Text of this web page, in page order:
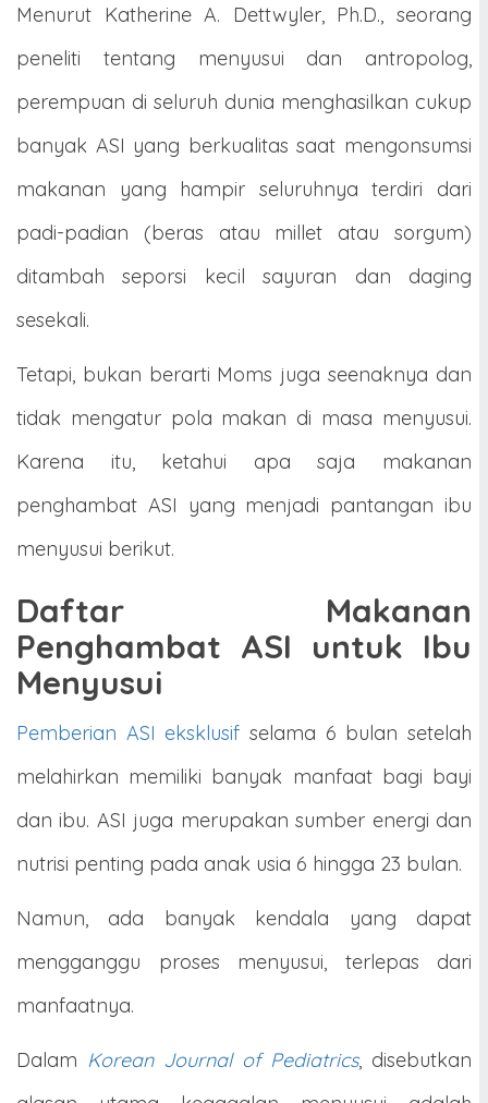
Menurut Katherine A. Dettwyler, Ph.D., seorang
peneliti tentang menyusui dan antropolog,
perempuan di seluruh dunia menghasilkan cukup
banyak ASI yang berkualitas saat mengonsumsi
makanan yang hampir seluruhnya terdiri dari
padi-padian (beras atau millet atau sorgum)
ditambah seporsi kecil sayuran dan daging
sesekali.
Tetapi, bukan berarti Moms juga seenaknya dan
tidak mengatur pola makan di masa menyusui.
Karena itu, ketahui apa saja makanan
penghambat ASI yang menjadi pantangan ibu
menyusui berikut.
Daftar Makanan
Penghambat ASI untuk Ibu
Menyusui
Pemberian ASI eksklusif selama 6 bulan setelah
melahirkan memiliki banyak manfaat bagi bayi
dan ibu. ASI juga merupakan sumber energi dan
nutrisi penting pada anak usia 6 hingga 23 bulan.
Namun, ada banyak kendala yang dapat
mengganggu proses menyusui, terlepas dari
manfaatnya.
Dalam Korean Journal of Pediatrics, disebutkan